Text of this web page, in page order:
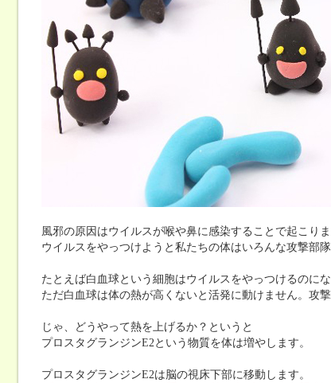
風邪の原因はウイルスが喉や鼻に感染することで起こりま
ウイルスをやっつけようと私たちの体はいろんな攻撃部
たとえば白血球という細胞はウイルスをやっつけるのに
ただ白血球は体の熱が高くないと活発に動けません。攻
じゃ、どうやって熱を上げるか？というと
プロスタグランジンE2という物質を体は増やします。
プロスタグランジンE2は脳の視床下部に移動します。